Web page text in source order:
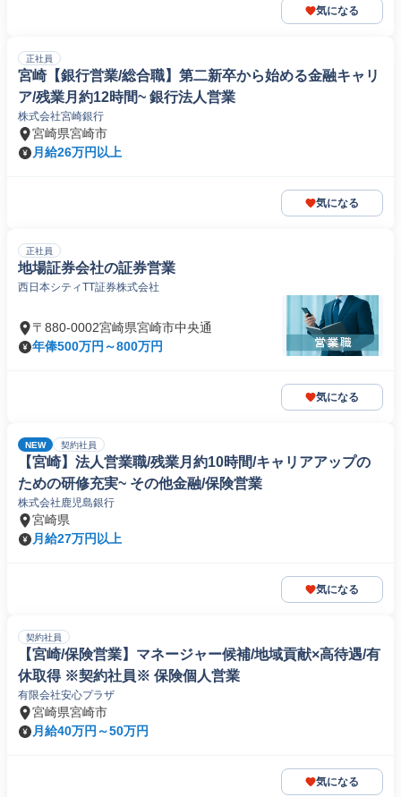
気になる
正社員
宮崎【銀行営業/総合職】第二新卒から始める金融キャリ
ア/残業月約12時間~ 銀行法人営業
株式会社宮崎銀行
宮崎県宮崎市
月給26万円以上
気になる
正社員
地場証券会社の証券営業
西日本シティTT証券株式会社
〒880-0002宮崎県宮崎市中央通
年俸500万円～800万円
気になる
NEW 契約社員
【宮崎】法人営業職/残業月約10時間/キャリアアップの
ための研修充実~ その他金融/保険営業
株式会社鹿児島銀行
宮崎県
月給27万円以上
気になる
契約社員
【宮崎/保険営業】マネージャー候補/地域貢献×高待遇/有
休取得 ※契約社員※ 保険個人営業
有限会社安心プラザ
宮崎県宮崎市
月給40万円～50万円
気になる